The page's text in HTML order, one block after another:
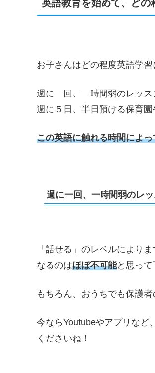
英語教育を始めて、どの
お子さんはどの程度英語学
週に一回、一時間弱のレッス
週に５日、半日預ける保育
この英語に触れる時間によ
週に一回、一時間弱のレ
「話せる」のレベルにより
なるのはほぼ不可能と思って
もちろん、おうちでも保護
今ならYoutubeやアプリなど
くださいね！